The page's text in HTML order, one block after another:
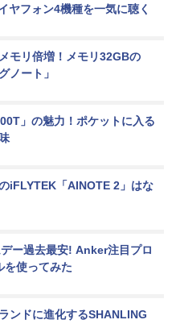
ヤフォン4機種を一気に聴く
モリ倍増！メモリ32GBの
ノート」
」の魅力！ポケットに入る
iFLYTEK「AINOTE 2」はな
ー過去最安! Anker注目プロ
を使ってみた
ンドに進化するSHANLING